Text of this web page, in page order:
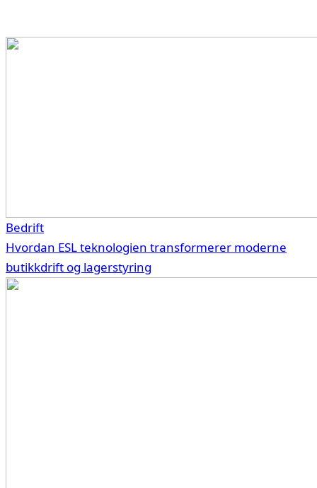
Bedrift
Hvordan ESL teknologien transformerer moderne
butikkdrift og lagerstyring